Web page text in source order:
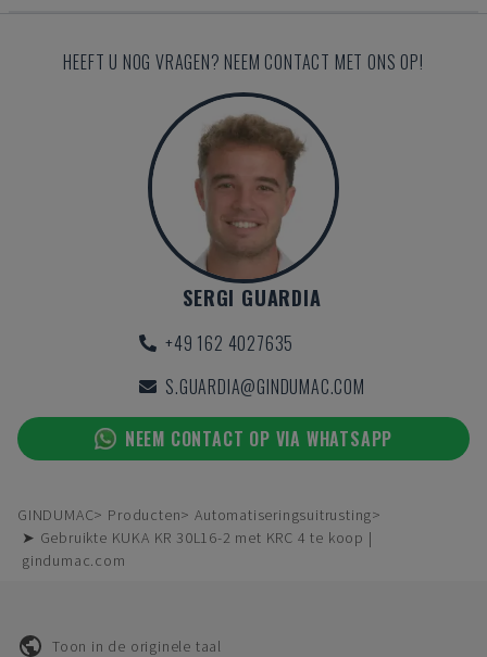
HEEFT U NOG VRAGEN? NEEM CONTACT MET ONS OP!
SERGI GUARDIA
+49 162 4027635
S.GUARDIA@GINDUMAC.COM
NEEM CONTACT OP VIA WHATSAPP
GINDUMAC Producten
Automatiseringsuitrusting
➤ Gebruikte KUKA KR 30L16-2 met KRC 4 te koop |
gindumac.com
Toon in de originele taal